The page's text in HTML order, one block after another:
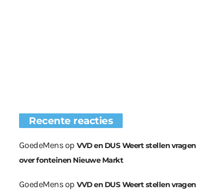
Recente reacties
GoedeMensop VVD en DUS Weert stellen vragen
over fonteinen Nieuwe Markt
GoedeMensop VVD en DUS Weert stellen vragen